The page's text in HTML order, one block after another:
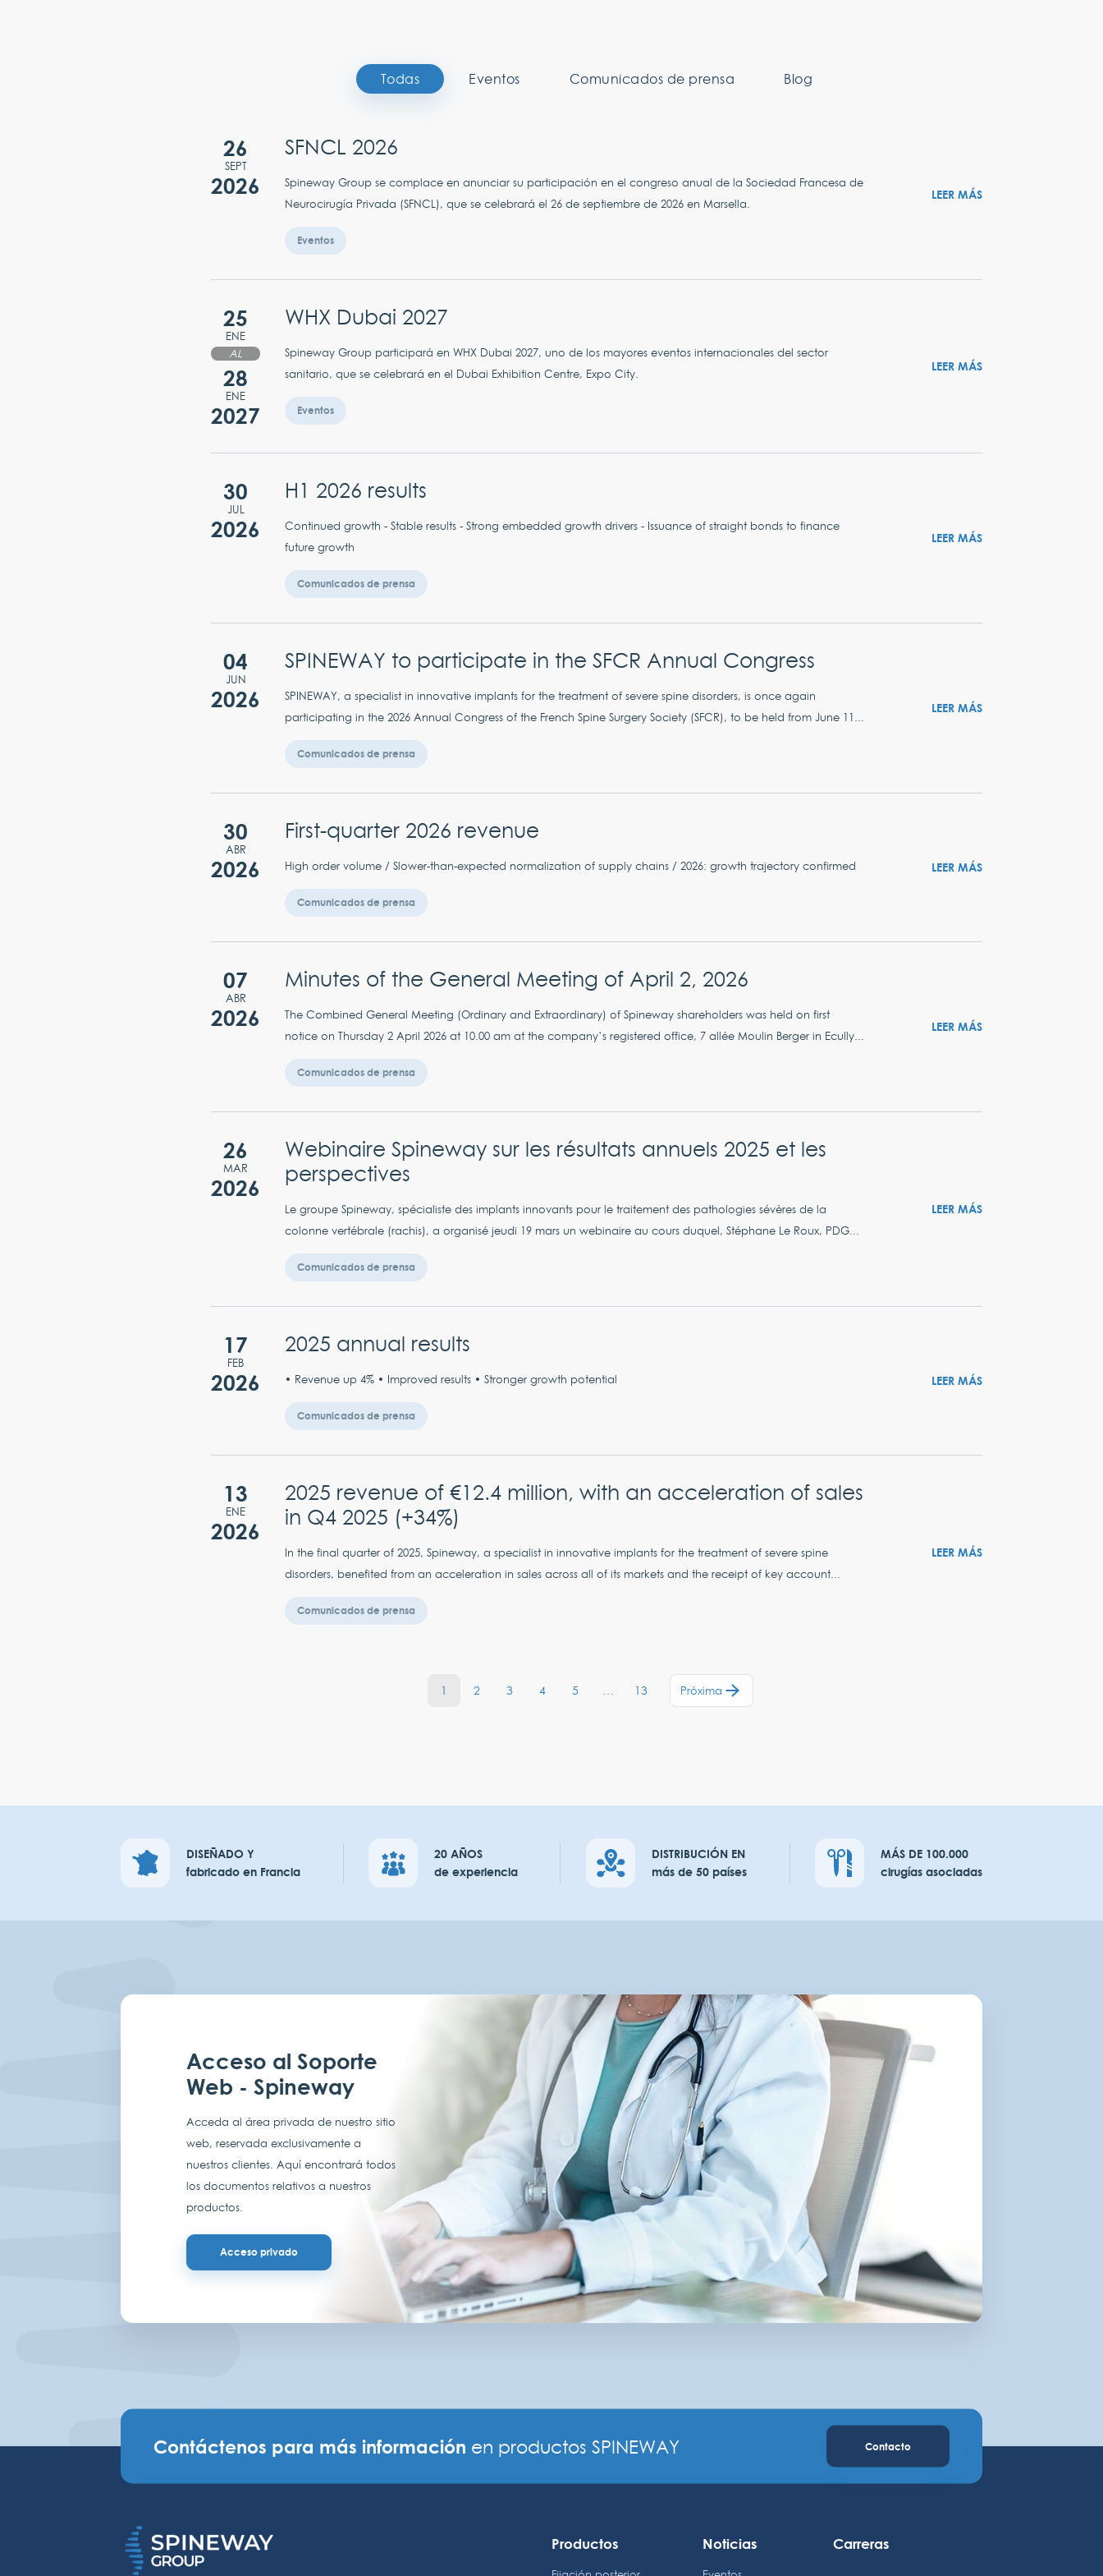
Todas Eventos Comunicados de prensa Blog
26
SEPT
2026
SFNCL 2026
Spineway Group se complace en anunciar su participación en el congreso anual de la Sociedad Francesa de
Neurocirugía Privada (SFNCL), que se celebrará el 26 de septiembre de 2026 en Marsella.
Eventos
LEER MÁS
25
ENE
AL
28
ENE
2027
WHX Dubai 2027
Spineway Group participará en WHX Dubai 2027, uno de los mayores eventos internacionales del sector
sanitario, que se celebrará en el Dubai Exhibition Centre, Expo City.
Eventos
LEER MÁS
30
JUL
2026
H1 2026 results
Continued growth - Stable results - Strong embedded growth drivers - Issuance of straight bonds to finance
future growth
Comunicados de prensa
LEER MÁS
04
JUN
2026
SPINEWAY to participate in the SFCR Annual Congress
SPINEWAY, a specialist in innovative implants for the treatment of severe spine disorders, is once again
participating in the 2026 Annual Congress of the French Spine Surgery Society (SFCR), to be held from June 11...
Comunicados de prensa
LEER MÁS
30
ABR
2026
First-quarter 2026 revenue
High order volume / Slower-than-expected normalization of supply chains / 2026: growth trajectory confirmed
Comunicados de prensa
LEER MÁS
07
ABR
2026
Minutes of the General Meeting of April 2, 2026
The Combined General Meeting (Ordinary and Extraordinary) of Spineway shareholders was held on first
notice on Thursday 2 April 2026 at 10.00 am at the company’s registered office, 7 allée Moulin Berger in Ecully...
Comunicados de prensa
LEER MÁS
26
MAR
2026
Webinaire Spineway sur les résultats annuels 2025 et les
perspectives
Le groupe Spineway, spécialiste des implants innovants pour le traitement des pathologies sévères de la
colonne vertébrale (rachis), a organisé jeudi 19 mars un webinaire au cours duquel, Stéphane Le Roux, PDG...
Comunicados de prensa
LEER MÁS
17
FEB
2026
2025 annual results
• Revenue up 4% • Improved results • Stronger growth potential
Comunicados de prensa
LEER MÁS
13
ENE
2026
2025 revenue of €12.4 million, with an acceleration of sales
in Q4 2025 (+34%)
In the final quarter of 2025, Spineway, a specialist in innovative implants for the treatment of severe spine
disorders, benefited from an acceleration in sales across all of its markets and the receipt of key account...
Comunicados de prensa
LEER MÁS
1 2 3 4 5 … 13 Próxima
DISEÑADO Y
fabricado en Francia
20 AÑOS
de experiencia
DISTRIBUCIÓN EN
más de 50 países
MÁS DE 100.000
cirugías asociadas
Acceso al Soporte
Web - Spineway
Acceda al área privada de nuestro sitio
web, reservada exclusivamente a
nuestros clientes. Aquí encontrará todos
los documentos relativos a nuestros
productos.
Acceso privado
Contáctenos para más información en productos SPINEWAY Contacto
Productos Noticias Carreras